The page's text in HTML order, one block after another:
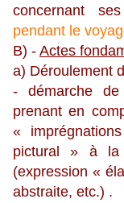
concernant
pendant le
B) - Actes
a) Déroulement
- démarche de
prenant en
«
pictural » à la
(expression «
abstraite, etc.) .